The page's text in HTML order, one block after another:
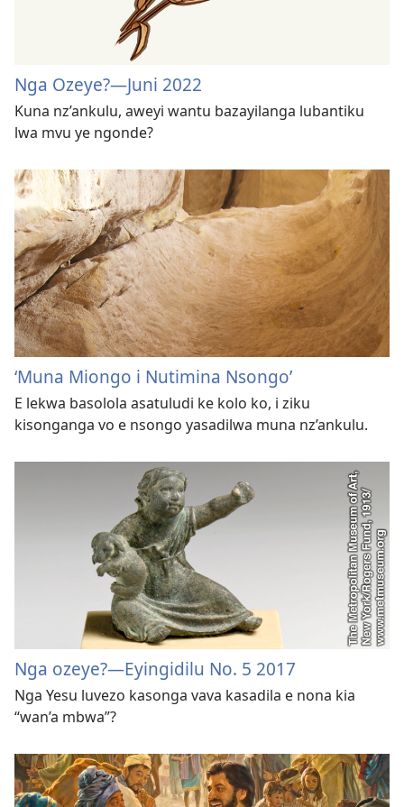
Nga Ozeye?—Juni 2022
Kuna nz’ankulu, aweyi wantu bazayilanga lubantiku
lwa mvu ye ngonde?
‘Muna Miongo i Nutimina Nsongo’
E lekwa basolola asatuludi ke kolo ko, i ziku
kisonganga vo e nsongo yasadilwa muna nz’ankulu.
Nga ozeye?—Eyingidilu No. 5 2017
Nga Yesu luvezo kasonga vava kasadila e nona kia
“wan’a mbwa”?